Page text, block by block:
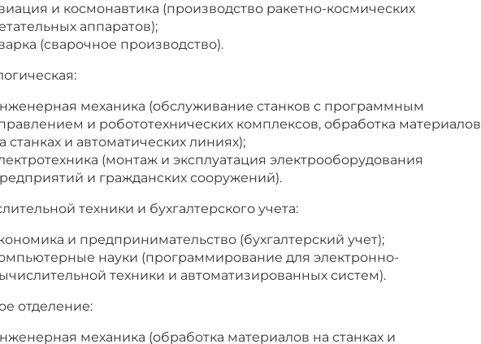
и космонавтика (производство ракетно-космических
аппаратов);
(сварочное производство).
механика (обслуживание станков с программным
и робототехнических комплексов, обработка материалов
станках и автоматических линиях);
(монтаж и эксплуатация электрооборудования
и гражданских сооружений).
техники и бухгалтерского учета:
и предпринимательство (бухгалтерский учет);
науки (программирование для электронно-
техники и автоматизированных систем).
отделение:
механика (обработка материалов на станках и